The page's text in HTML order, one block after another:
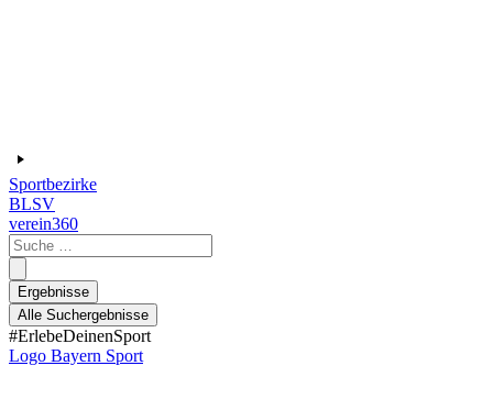
Sportbezirke
BLSV
verein360
Search
...
Ergebnisse
Alle Suchergebnisse
#ErlebeDeinenSport
Logo Bayern Sport